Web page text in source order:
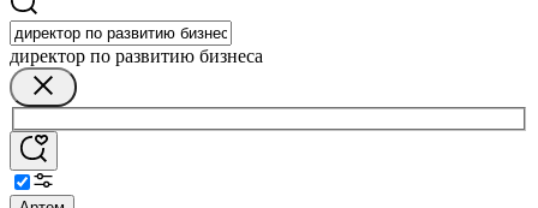
директор по развитию бизнеса